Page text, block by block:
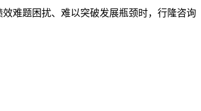
难题困扰、难以突破发展瓶颈时，行隆咨询